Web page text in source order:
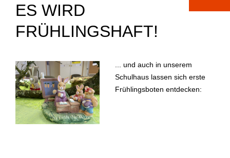
ES WIRD
FRÜHLINGSHAFT!
... und auch in unserem
Schulhaus lassen sich erste
Frühlingsboten entdecken: